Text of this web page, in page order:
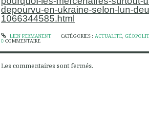
depourvu-en-ukraine-selon-lun-
1066344585.html
LIEN PERMANENT CATÉGORIES : ACTUALITÉ,
0 COMMENTAIRE
Les commentaires sont fermés.